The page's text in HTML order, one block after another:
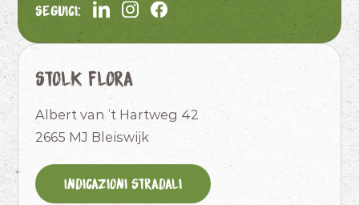
Seguici:
Stolk Flora
Albert van ’t Hartweg 42
2665 MJ Bleiswijk
Indicazioni stradali